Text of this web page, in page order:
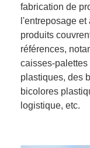
fabrication de
l'entreposage
produits
références,
caisses-
plastiques, des
bicolores
logistique, etc.